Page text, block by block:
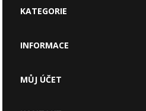
KATEGORIE
INFORMACE
MŮJ ÚČET